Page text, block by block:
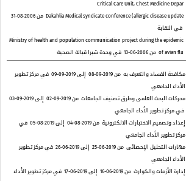
Critical Care Unit, Chest Medicine Depar
Dakahlia Medical syndicate conference (allergic disease update من 2006-08-31
في النقابة
Ministry of health and population communication project during the epidemic
of avian flu من 2006-06-13 في وحدة شبرا قبالة الصحية
مكافحة الفساد والتعرف به من 2019-09-08 إلى 2019-09-09
في مركز تطوير
الأداء الجامعي
محركات البحث العلمى وطرق تصنيف الجامعات من 2019-09-02
إلى 2019-09-03
في مركز تطوير الأداء الجامعي
إعداد وتصميم الاختبارات الالكترونية من 2019-08-04 إلى 2019-08-05
في
مركز تطوير الأداء الجامعي
مهارات التحليل الإحصائى من 2019-06-25 إلى 2019-06-26
في مركز تطوير
الأداء الجامعي
إدارة الأزمات والكوارث من 2019-06-16 إلى 2019-06-17
في مركز تطوير الأداء